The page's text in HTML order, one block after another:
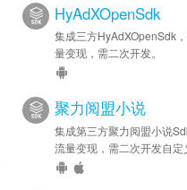
HyAdXOpenSdk
集成三方HyAdXOpenSdk
量变现，需二次开发。
聚力阅盟小说
集成第三方聚力阅盟小说
流量变现，需二次开发自定